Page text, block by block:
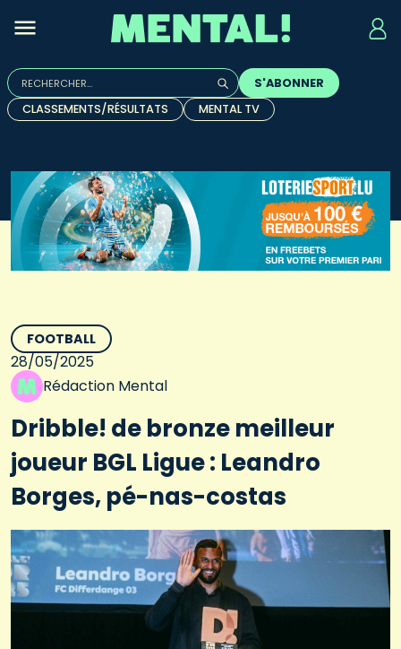
Rechercher :
Quand les résultats de l'auto-complétion sont
S'ABONNER
CLASSEMENTS/RÉSULTATS
MENTAL TV
FOOTBALL
28/05/2025
Rédaction Mental
Dribble! de bronze meilleur
joueur BGL Ligue : Leandro
Borges, pé-nas-costas